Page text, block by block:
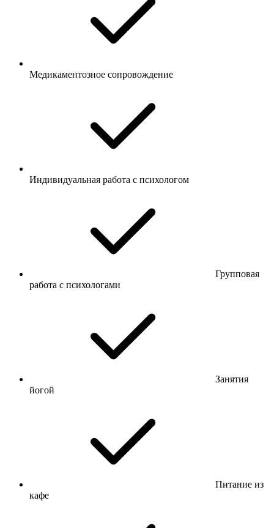
Медикаментозное сопровождение
Индивидуальная работа с психологом
Групповая
работа с психологами
Занятия
йогой
Питание из
кафе